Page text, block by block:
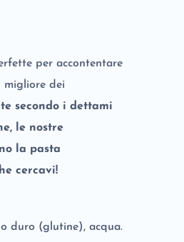
per accontentare
migliore dei
secondo i dettami
le nostre
la pasta
cercavi!
duro (glutine), acqua.